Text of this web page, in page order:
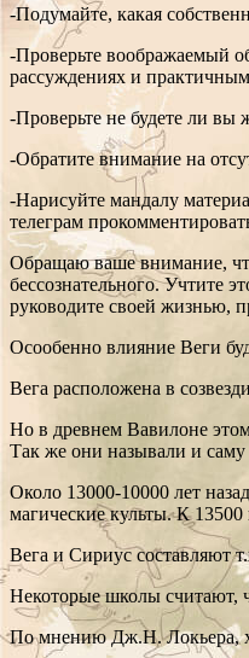
-Подумайте, какая
-Проверьте воображаемый
рассуждениях и
-Проверьте не будете ли вы
-Обратите внимание на
-Нарисуйте мандалу
телеграм
Обращаю ваше внимание,
бессознательного. Учтите
руководите своей жизнью,
Осообенно влияние Веги
Вега расположена в
Но в древнем Вавилоне
Так же они называли и
Около 13000-10000 лет
магические культы. К 13500
Вега и Сириус составляют
Некоторые школы считают,
По мнению Дж.Н. Локьера,